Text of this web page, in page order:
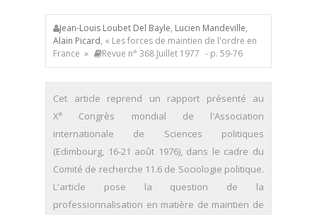
Jean-Louis Loubet Del Bayle, Lucien Mandeville,
Alain Picard, « Les forces de maintien de l'ordre en
France »
Revue n° 368 Juillet 1977 - p. 59-76
Cet article reprend un rapport présenté au
Xe
Congrès mondial de l'Association
internationale de Sciences politiques
(Edimbourg, 16-21 août 1976), dans le cadre du
Comité de recherche 11.6 de Sociologie politique.
L'article pose la question de la
professionnalisation en matière de maintien de